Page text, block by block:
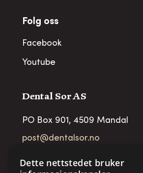
Folg oss
Facebook
Youtube
Dental Sor AS
PO Box 901, 4509 Mandal
post@dentalsor.no
Dette nettstedet bruker